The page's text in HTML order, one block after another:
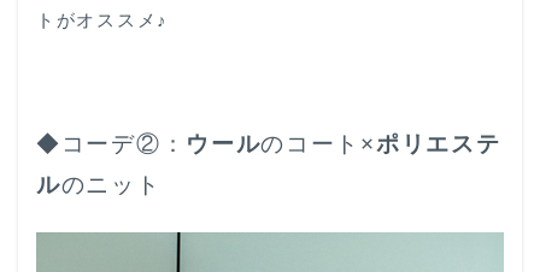
トがオススメ♪
◆コーデ②： ウールのコート×ポリエステ
ルのニット